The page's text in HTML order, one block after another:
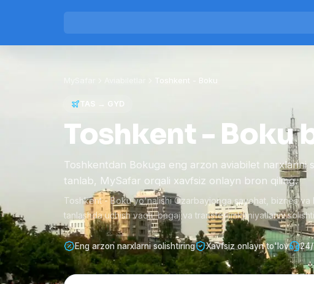
Toshkent - Boku
TAS → GYD
Toshkent - Boku
Toshkentdan Bokuga eng arzon aviabilet narxlarini
tanlab, MySafar orqali xavfsiz onlayn bron qiling.
Toshkent - Boku yo'nalishi Ozarbayjonga sayohat, biznes va
tanlashda uchish vaqti, bagaj va transfer imkoniyatlarini
Eng arzon narxlarni solishtiring Xavfsiz onlayn to'lov